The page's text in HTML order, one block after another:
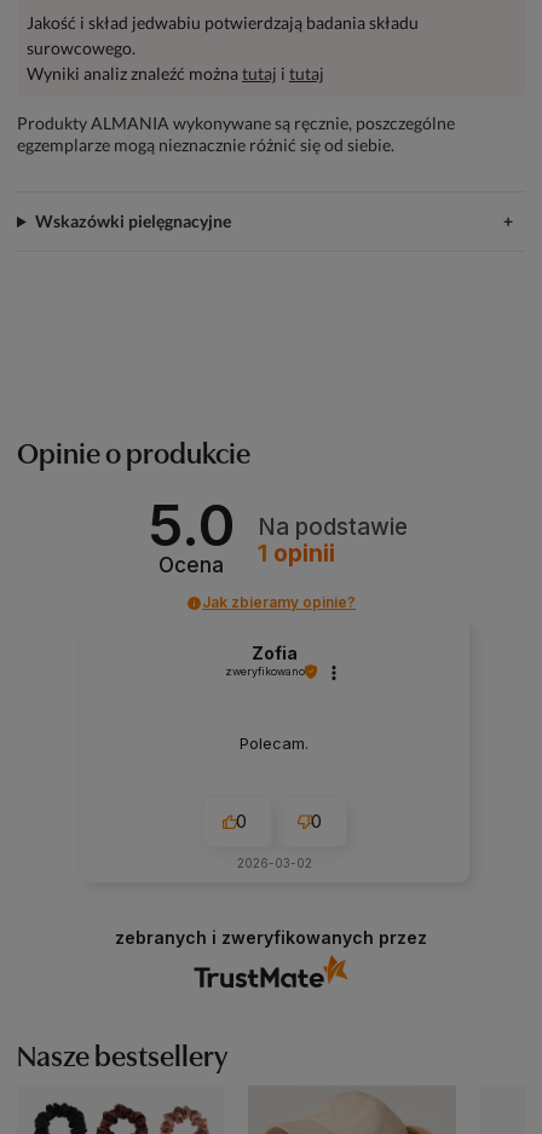
Jakość i skład jedwabiu potwierdzają badania składu
surowcowego.
Wyniki analiz znaleźć możnatutaj i tutaj
Produkty ALMANIA wykonywane są ręcznie, poszczególne
egzemplarze mogą nieznacznie różnić się od siebie.
Wskazówki pielęgnacyjne
Opinie o produkcie
5.0
Ocena
Na podstawie
1 opinii
Jak zbieramy opinie?
Zofia
zweryfikowano
Polecam.
0 0
2026-03-02
zebranych i zweryfikowanych przez
Nasze bestsellery